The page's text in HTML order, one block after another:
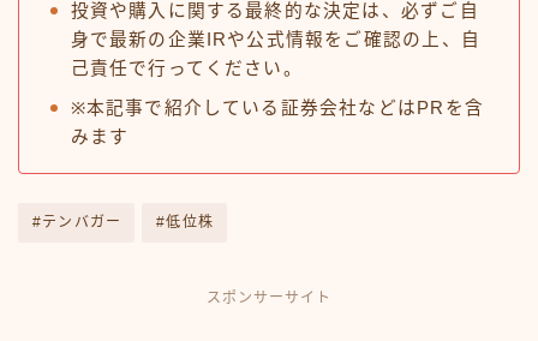
投資や購入に関する最終的な決定は、必ずご自
身で最新の企業IRや公式情報をご確認の上、自
己責任で行ってください。
※本記事で紹介している証券会社などはPRを含
みます
#テンバガー #低位株
スポンサーサイト